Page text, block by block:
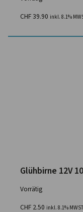
CHF39.90 inkl. 8.1%
Glühbirne 12V
Vorrätig
CHF 2.50 inkl. 8.1% MWST